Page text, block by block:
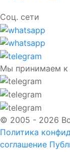
Соц. сети
Мы принимаем к
© 2005 - 2026
Политика
соглашение